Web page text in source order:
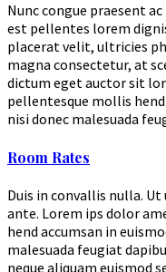
Nunc congue praesent
est pellentes lorem
placerat velit, ultricies
magna consectetur, at
dictum eget auctor sit
pellentesque mollis
nisi donec malesuada
Room Rates
Duis in convallis nulla.
ante. Lorem ips dolor
hend accumsan in
malesuada feugiat
neque aliquam euismod